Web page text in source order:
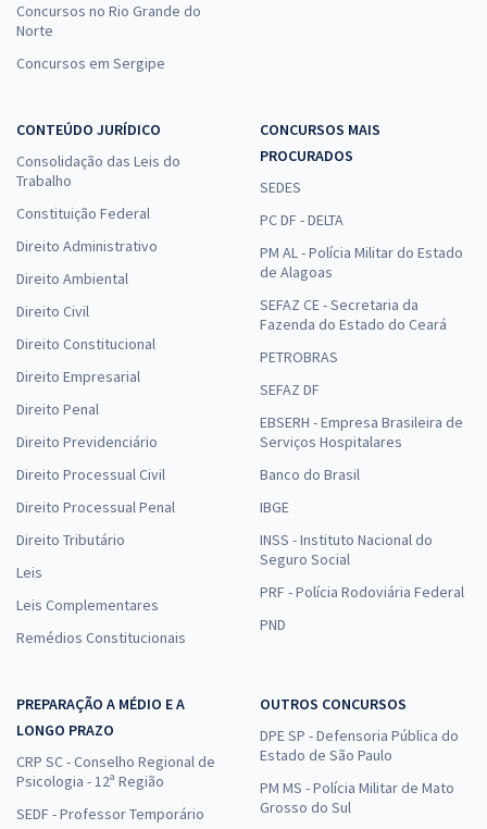
Concursos no Rio Grande do
Norte
Concursos em Sergipe
CONTEÚDO JURÍDICO
Consolidação das Leis do
Trabalho
Constituição Federal
Direito Administrativo
Direito Ambiental
Direito Civil
Direito Constitucional
Direito Empresarial
Direito Penal
Direito Previdenciário
Direito Processual Civil
Direito Processual Penal
Direito Tributário
Leis
Leis Complementares
Remédios Constitucionais
CONCURSOS MAIS
PROCURADOS
SEDES
PC DF - DELTA
PM AL - Polícia Militar do Estado
de Alagoas
SEFAZ CE - Secretaria da
Fazenda do Estado do Ceará
PETROBRAS
SEFAZ DF
EBSERH - Empresa Brasileira de
Serviços Hospitalares
Banco do Brasil
IBGE
INSS - Instituto Nacional do
Seguro Social
PRF - Polícia Rodoviária Federal
PND
PREPARAÇÃO A MÉDIO E A
LONGO PRAZO
CRP SC - Conselho Regional de
Psicologia - 12ª Região
SEDF - Professor Temporário
OUTROS CONCURSOS
DPE SP - Defensoria Pública do
Estado de São Paulo
PM MS - Polícia Militar de Mato
Grosso do Sul